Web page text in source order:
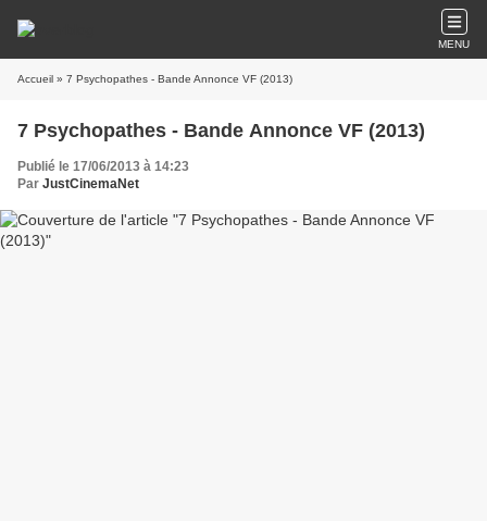
MENU
Accueil » 7 Psychopathes - Bande Annonce VF (2013)
7 Psychopathes - Bande Annonce VF (2013)
Publié le 17/06/2013 à 14:23
Par JustCinemaNet